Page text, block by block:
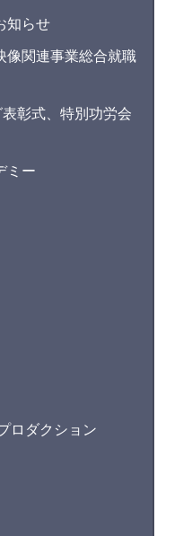
知らせ
像関連事業総合就職
彰式、特別功労会
ミー
ロダクション